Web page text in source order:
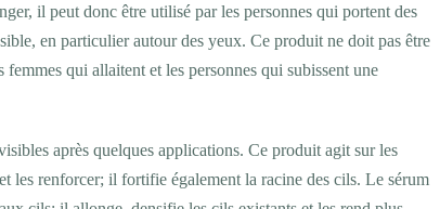
il peut donc être utilisé par les personnes qui portent des
en particulier autour des yeux. Ce produit ne doit pas être
qui allaitent et les personnes qui subissent une
après quelques applications. Ce produit agit sur les
les renforcer; il fortifie également la racine des cils. Le sérum